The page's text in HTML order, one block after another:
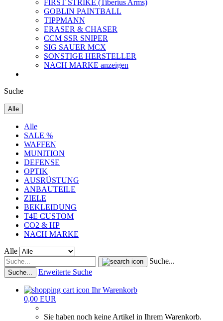
FIRST STRIKE (Tiberius Arms)
GOBLIN PAINTBALL
TIPPMANN
ERASER & CHASER
CCM SSR SNIPER
SIG SAUER MCX
SONSTIGE HERSTELLER
NACH MARKE anzeigen
Suche
Alle
Alle
SALE %
WAFFEN
MUNITION
DEFENSE
OPTIK
AUSRÜSTUNG
ANBAUTEILE
ZIELE
BEKLEIDUNG
T4E CUSTOM
CO2 & HP
NACH MARKE
Alle
Suche...
Suche... Erweiterte Suche
Ihr Warenkorb
0,00 EUR
Sie haben noch keine Artikel in Ihrem Warenkorb.